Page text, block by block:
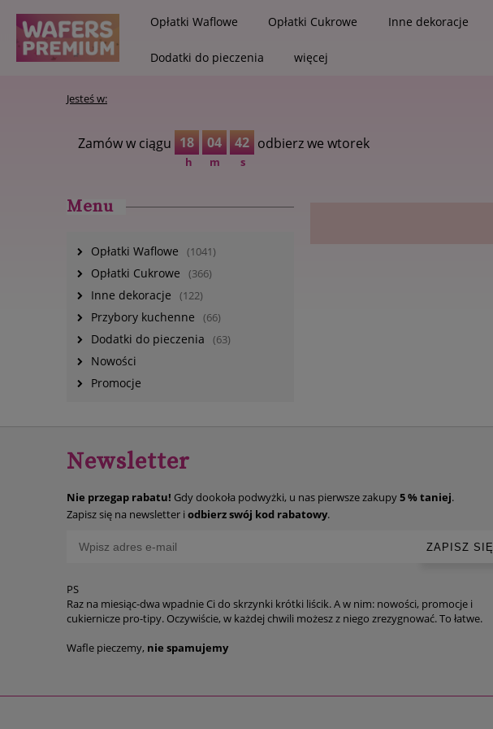
Opłatki Waflowe Opłatki Cukrowe Inne dekoracje
Dodatki do pieczenia więcej
Jesteś w:
Zamów w ciągu 18
h
04
m
41
s
odbierz we wtorek
Menu
Opłatki Waflowe (1041)
Opłatki Cukrowe (366)
Inne dekoracje (122)
Przybory kuchenne (66)
Dodatki do pieczenia (63)
Nowości
Promocje
Newsletter
Nie przegap rabatu! Gdy dookoła podwyżki, u nas pierwsze zakupy5 % taniej.
Zapisz się na newsletter i odbierz swój kod rabatowy.
ZAPISZ SIĘ
PS
Raz na miesiąc-dwa wpadnie Ci do skrzynki krótki liścik. A w nim: nowości, promocje i
cukiernicze pro-tipy. Oczywiście, w każdej chwili możesz z niego zrezygnować. To łatwe.
Wafle pieczemy, nie spamujemy